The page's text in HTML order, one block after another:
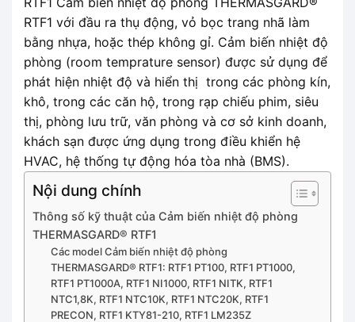
RTF1 với đầu ra thụ động, vỏ bọc trang nhã làm
bằng nhựa, hoặc thép không gỉ. Cảm biến nhiệt độ
phòng (room temprature sensor) được sử dụng để
phát hiện nhiệt độ và hiển thị trong các phòng kín,
khô, trong các căn hộ, trong rạp chiếu phim, siêu
thị, phòng lưu trữ, văn phòng và cơ sở kinh doanh,
khách sạn được ứng dụng trong điều khiển hệ
HVAC, hệ thống tự động hóa tòa nhà (BMS).
Nội dung chính
Thông số kỹ thuật của Cảm biến nhiệt độ phòng
THERMASGARD® RTF1
Các model Cảm biến nhiệt độ phòng
THERMASGARD® RTF1: RTF1 PT100, RTF1 PT1000,
RTF1 PT1000A, RTF1 NI1000, RTF1 NITK, RTF1
NTC1,8K, RTF1 NTC10K, RTF1 NTC20K, RTF1
PRECON, RTF1 KTY81-210, RTF1 LM235Z